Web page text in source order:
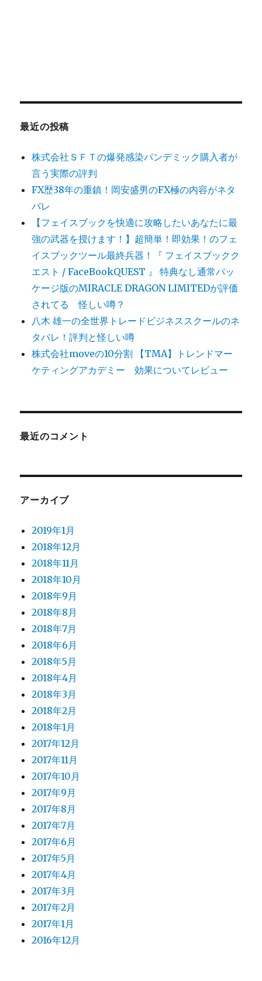
最近の投稿
株式会社ＳＦＴの爆発感染パンデミック購入者が
言う実際の評判
FX歴38年の重鎮！岡安盛男のFX極の内容がネタ
バレ
【フェイスブックを快適に攻略したいあなたに最
強の武器を授けます！】超簡単！即効果！のフェ
イスブックツール最終兵器！『 フェイスブックク
エスト / FaceBookQUEST 』 特典なし通常パッ
ケージ版のMIRACLE DRAGON LIMITEDが評価
されてる 怪しい噂？
八木 雄一の全世界トレードビジネススクールのネ
タバレ！評判と怪しい噂
株式会社moveの10分割 【TMA】トレンドマー
ケティングアカデミー 効果についてレビュー
最近のコメント
アーカイブ
2019年1月
2018年12月
2018年11月
2018年10月
2018年9月
2018年8月
2018年7月
2018年6月
2018年5月
2018年4月
2018年3月
2018年2月
2018年1月
2017年12月
2017年11月
2017年10月
2017年9月
2017年8月
2017年7月
2017年6月
2017年5月
2017年4月
2017年3月
2017年2月
2017年1月
2016年12月